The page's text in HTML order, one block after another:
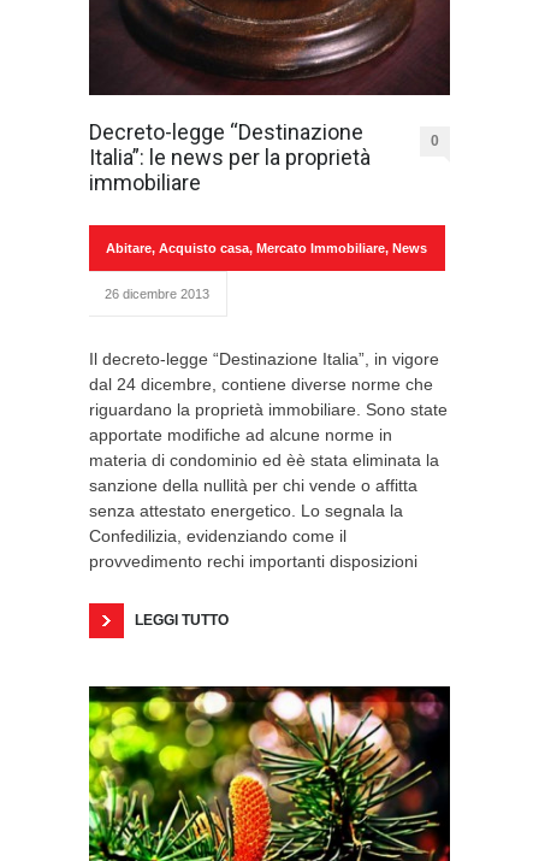
Decreto-legge “Destinazione
Italia”: le news per la proprietà
immobiliare
0
Abitare, Acquisto casa, Mercato Immobiliare, News
26 dicembre 2013
Il decreto-legge “Destinazione Italia”, in vigore
dal 24 dicembre, contiene diverse norme che
riguardano la proprietà immobiliare. Sono state
apportate modifiche ad alcune norme in
materia di condominio ed èè stata eliminata la
sanzione della nullità per chi vende o affitta
senza attestato energetico. Lo segnala la
Confedilizia, evidenziando come il
provvedimento rechi importanti disposizioni
LEGGI TUTTO